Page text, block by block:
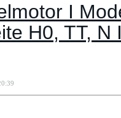
I
H0, TT,